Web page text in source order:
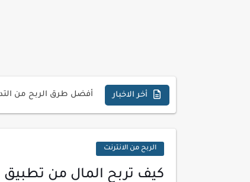
أخر الاخبار أفضل طرق الربح من
أسرار اختيار لوحة
الربح من الانترنت
كيف تربح المال من تطبيق acorns ؟